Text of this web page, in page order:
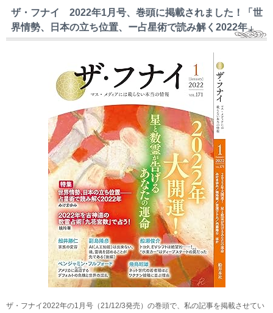
ザ・フナイ 2022年1月号、巻頭に掲載されました！「世
界情勢、日本の立ち位置、ー占星術で読み解く2022年」
ザ・フナイ2022年の1月号（21/12/3発売）の巻頭で、私の記事を掲載させてい